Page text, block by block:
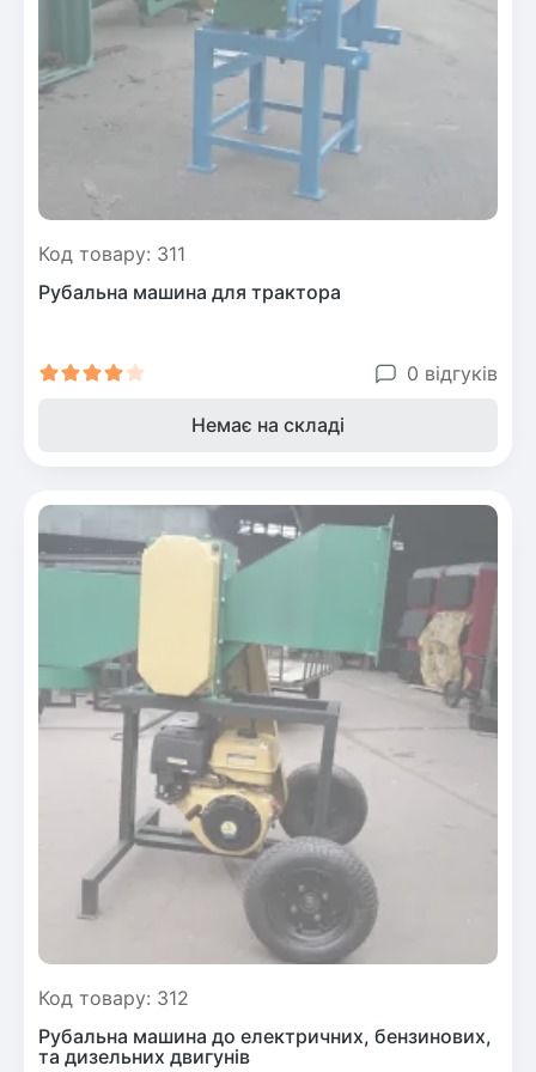
Рослини що в'ються
Гліцинія (Вістерія)
Жимолость декоративна
Код товару: 311
Рубальна машина для трактора
0 відгуків
Немає на складі
Код товару: 312
Рубальна машина до електричних, бензинових,
та дизельних двигунів